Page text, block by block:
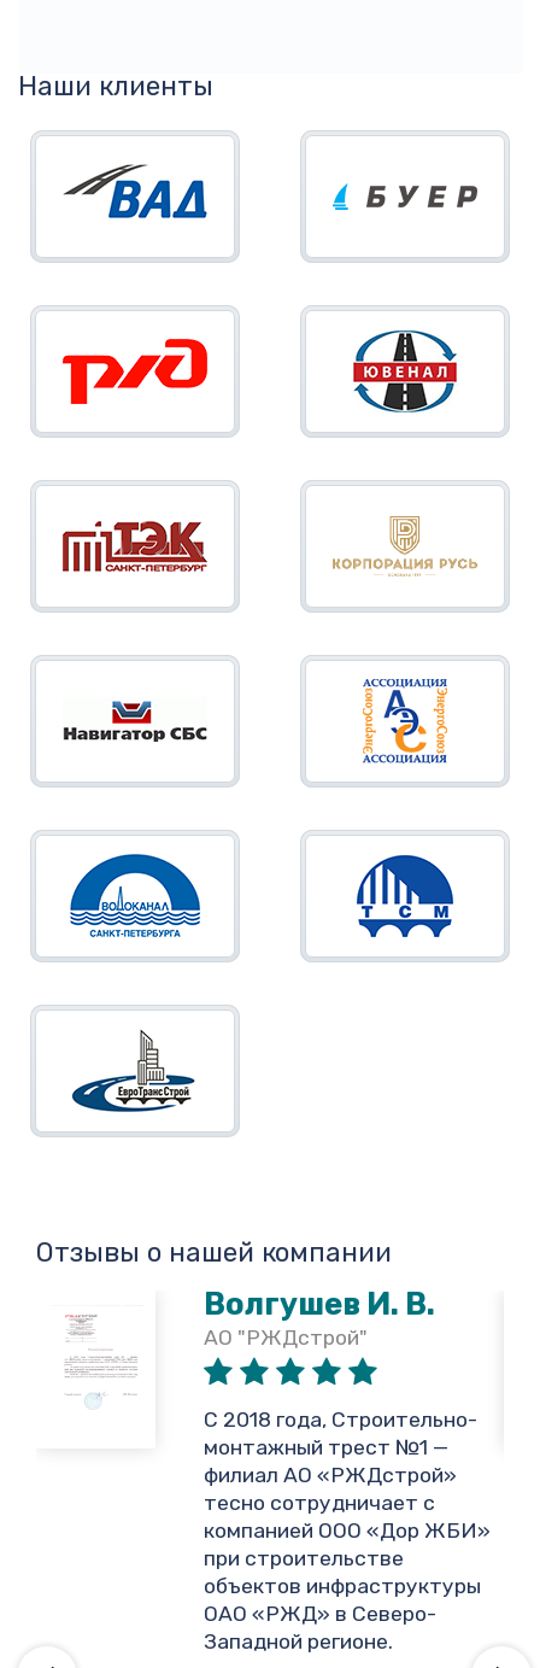
Наши клиенты
Отзывы о нашей компании
Волгушев И. В.
АО "РЖДстрой"
С 2018 года, Строительно-
монтажный трест №1 —
филиал АО «РЖДстрой»
тесно сотрудничает с
компанией ООО «Дор ЖБИ»
при строительстве
объектов инфраструктуры
ОАО «РЖД» в Северо-
Западной регионе.